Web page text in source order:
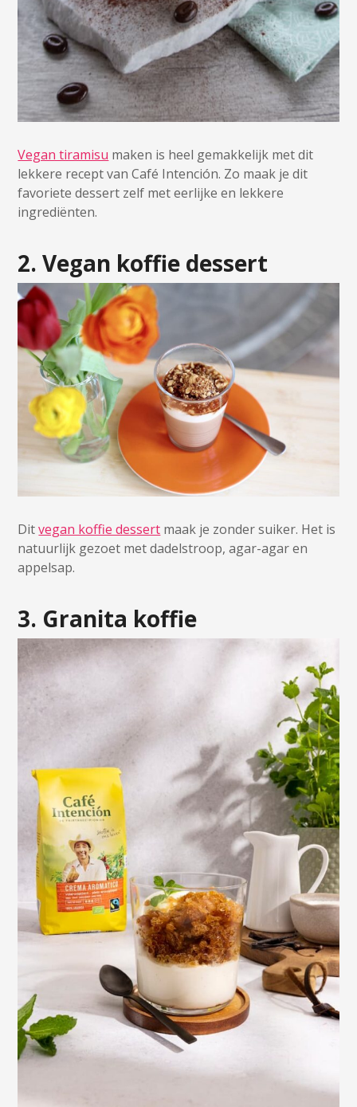
Vegan tiramisu maken is heel gemakkelijk met dit
lekkere recept van Café Intención. Zo maak je dit
favoriete dessert zelf met eerlijke en lekkere
ingrediënten.
2. Vegan koffie dessert
Ditvegan koffie dessert maak je zonder suiker. Het is
natuurlijk gezoet met dadelstroop, agar-agar en
appelsap.
3. Granita koffie